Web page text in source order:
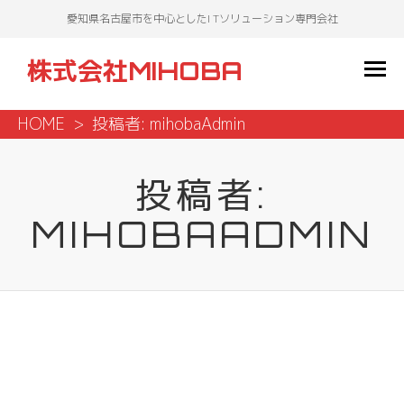
愛知県名古屋市を中心としたI Tソリューション専門会社
株式会社MIHOBA
HOME 投稿者: mihobaAdmin
投稿者:
MIHOBAADMIN